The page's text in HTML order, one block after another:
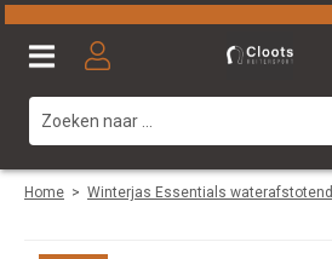
Home > Winterjas Essentials waterafstotend